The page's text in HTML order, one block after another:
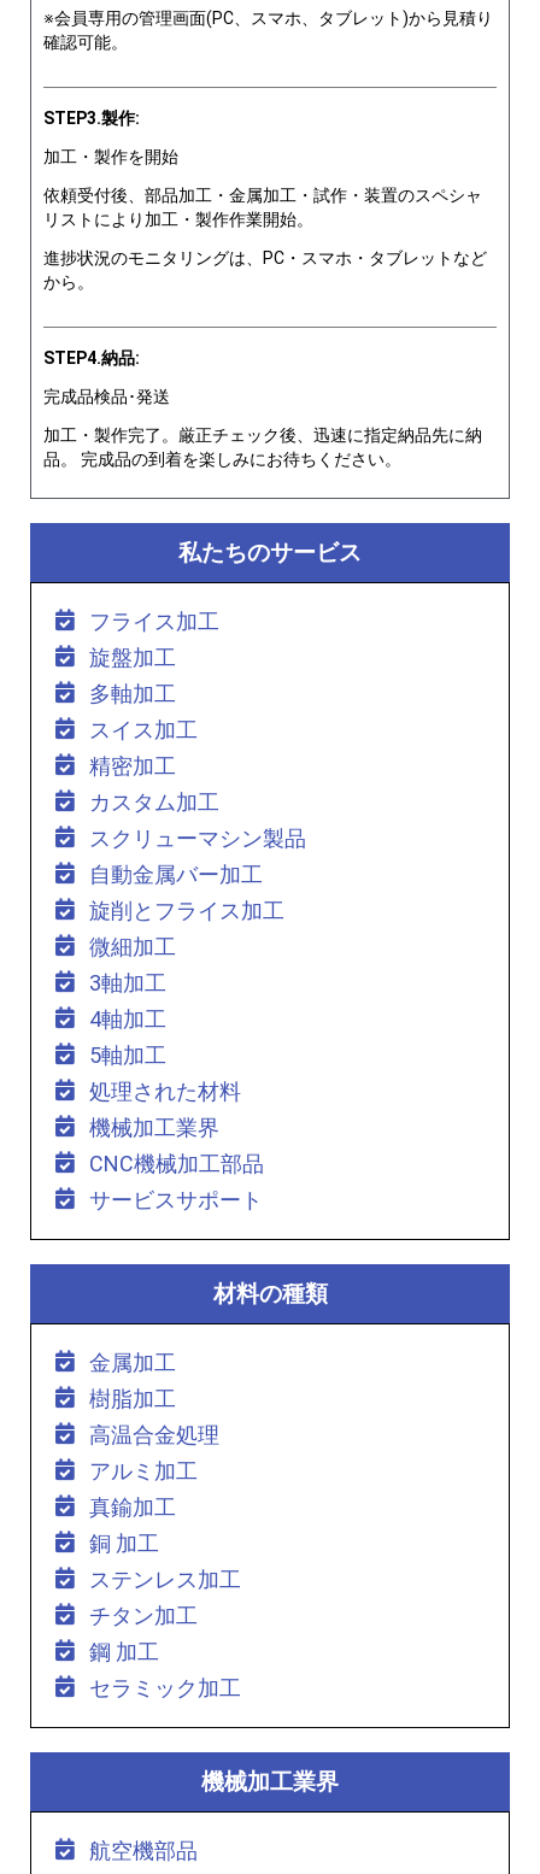
※会員専用の管理画面(PC、スマホ、タブレット)から見積り
確認可能。
STEP3.製作:
加工・製作を開始
依頼受付後、部品加工・金属加工・試作・装置のスペシャ
リストにより加工・製作作業開始。
進捗状況のモニタリングは、PC・スマホ・タブレットなど
から。
STEP4.納品:
完成品検品･発送
加工・製作完了。厳正チェック後、迅速に指定納品先に納
品。 完成品の到着を楽しみにお待ちください。
私たちのサービス
フライス加工
旋盤加工
多軸加工
スイス加工
精密加工
カスタム加工
スクリューマシン製品
自動金属バー加工
旋削とフライス加工
微細加工
3軸加工
4軸加工
5軸加工
処理された材料
機械加工業界
CNC機械加工部品
サービスサポート
材料の種類
金属加工
樹脂加工
高温合金処理
アルミ加工
真鍮加工
銅 加工
ステンレス加工
チタン加工
鋼 加工
セラミック加工
機械加工業界
航空機部品